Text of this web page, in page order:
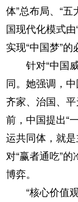
体”总布局、“
国现代化模式由
实现“中国梦”的
针对“中国威
同。她强调，中
齐家、治国、平
前，中国提出“
运共同体，就
对“赢者通吃”
博弈。
“核心价值观